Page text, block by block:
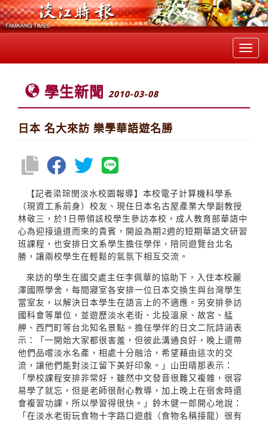
學生新聞 2010-03-08
日本 名大來訪 樂學華語遊名勝
【記者梁琮閔淡水校園報導】本校電子計算機科學系
（現資工系前身）校友、現任日本名古屋產業大學副教授
林敬三，於1日帶領該校學生參訪本校，成人教育部華語中
心為迎接遠道而來的貴賓，開設為期2週的短期華語文研習
班課程，也安排日文系學生擔任學伴，陪同遊覽台北名
勝，讓兩校學生在輕鬆的氣氛下相互交流。
來訪的學生在國交處主任李佩華的協助下，入住本校麗
澤國際學舍，每間寢室各安排一位日本交換生與台灣學生
當室友，以解決日本學生在語言上的不適應。另安排參訪
國科會等單位，並遊歷淡水老街、北投溫泉、故宮、艋
舺、西門町等台北知名景點。擔任學伴的日文二阮詩涵表
示：「一開始大家都很害羞，但彼此溝通良好，晚上還帶
他們品嚐淡水名產，相處十分融洽，希望藉由這次的交
流，讓他們能對淡江留下美好印象。」山田晴那表示：
「學校課程安排非常好，雖然中文發音很難又複雜，很容
易學了就忘，但是老師很耐心教導，加上晚上在宿舍時還
會複習功課，所以學習得很快。」鈴木健一郎開心地說：
「在淡水老街玩食物十字路口遊戲（食物名稱接龍）很有